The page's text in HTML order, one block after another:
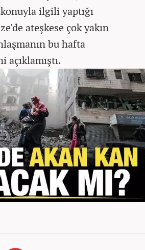
ilgili yaptığı
ateşkese çok yakın
bu hafta
açıklamıştı.